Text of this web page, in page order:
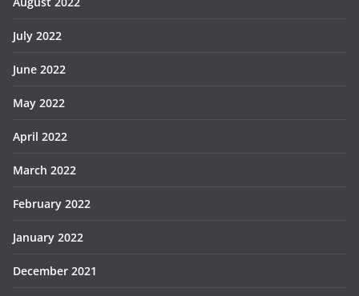
July 2022
June 2022
May 2022
April 2022
March 2022
February 2022
January 2022
December 2021